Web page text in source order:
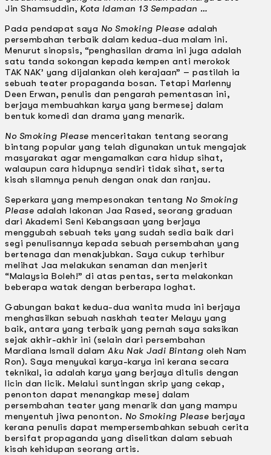
Jin Shamsuddin, Kota ldaman 13 Sempadan …
Pada pendapat saya No Smoking Please adalah
persembahan terbaik dalam kedua-dua malam ini.
Menurut sinopsis, “penghasilan drama ini juga adalah
satu tanda sokongan kepada kempen anti merokok
TAK NAK’ yang dijalankan oleh kerajaan” – pastilah ia
sebuah teater propaganda bosan. Tetapi Marlenny
Deen Erwan, penulis dan pengarah pementasan ini,
berjaya membuahkan karya yang bermesej dalam
bentuk komedi dan drama yang menarik.
No Smoking Please menceritakan tentang seorang
bintang popular yang telah digunakan untuk mengajak
masyarakat agar mengamalkan cara hidup sihat,
walaupun cara hidupnya sendiri tidak sihat, serta
kisah silamnya penuh dengan onak dan ranjau.
Seperkara yang mempesonakan tentang No Smoking
Please adalah lakonan Jaa Rased, seorang graduan
dari Akademi Seni Kebangsaan yang berjaya
menggubah sebuah teks yang sudah sedia baik dari
segi penulisannya kepada sebuah persembahan yang
bertenaga dan menakjubkan. Saya cukup terhibur
melihat Jaa melakukan senaman dan menjerit
“Malaysia Boleh!” di atas pentas, serta melakonkan
beberapa watak dengan berberapa loghat.
Gabungan bakat kedua-dua wanita muda ini berjaya
menghasilkan sebuah naskhah teater Melayu yang
baik, antara yang terbaik yang pernah saya saksikan
sejak akhir-akhir ini (selain dari persembahan
Mardiana Ismail dalam Aku Nak Jadi Bintang oleh Nam
Ron). Saya menyukai karya-karya ini kerana secara
teknikal, ia adalah karya yang berjaya ditulis dengan
licin dan licik. Melalui suntingan skrip yang cekap,
penonton dapat menangkap mesej dalam
persembahan teater yang menarik dan yang mampu
menyentuh jiwa penonton. No Smoking Please berjaya
kerana penulis dapat mempersembahkan sebuah cerita
bersifat propaganda yang diselitkan dalam sebuah
kisah kehidupan seorang artis.